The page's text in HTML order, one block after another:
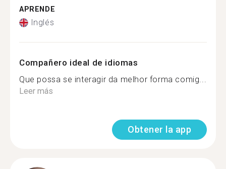
APRENDE
Inglés
Compañero ideal de idiomas
Que possa se interagir da melhor forma comig...
Leer más
Obtener la app